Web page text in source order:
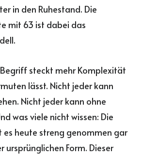
in den Ruhestand. Die
mit 63 ist dabei das
steckt mehr Komplexität
lässt. Nicht jeder kann
Nicht jeder kann ohne
was viele nicht wissen: Die
es heute streng genommen gar
ursprünglichen Form. Dieser